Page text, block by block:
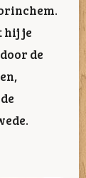
hij je
de